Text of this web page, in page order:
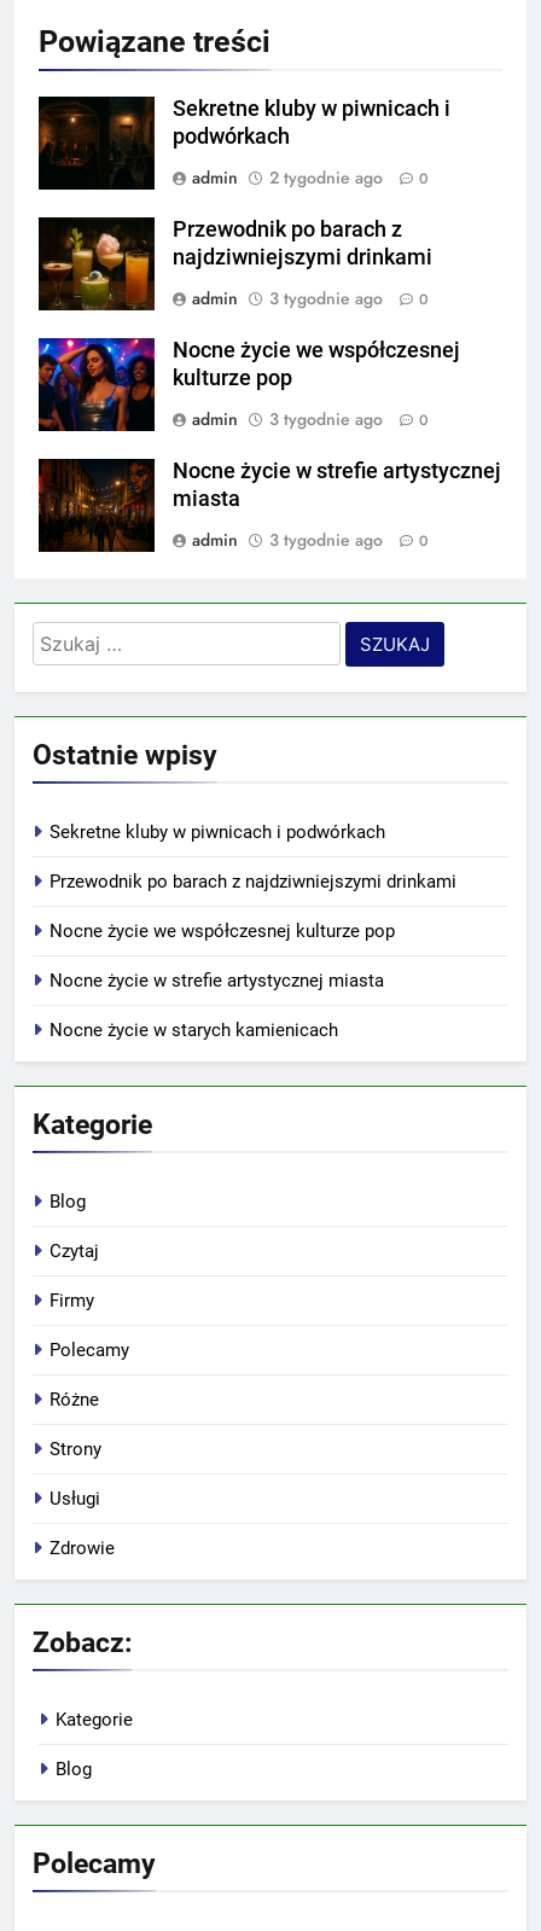
Powiązane treści
Sekretne kluby w piwnicach i
podwórkach
admin
2 tygodnie ago 0
Przewodnik po barach z
najdziwniejszymi drinkami
admin
3 tygodnie ago 0
Nocne życie we współczesnej
kulturze pop
admin
3 tygodnie ago 0
Nocne życie w strefie artystycznej
miasta
admin
3 tygodnie ago 0
Szukaj:
Ostatnie wpisy
Sekretne kluby w piwnicach i podwórkach
Przewodnik po barach z najdziwniejszymi drinkami
Nocne życie we współczesnej kulturze pop
Nocne życie w strefie artystycznej miasta
Nocne życie w starych kamienicach
Kategorie
Blog
Czytaj
Firmy
Polecamy
Różne
Strony
Usługi
Zdrowie
Zobacz:
Kategorie
Blog
Polecamy